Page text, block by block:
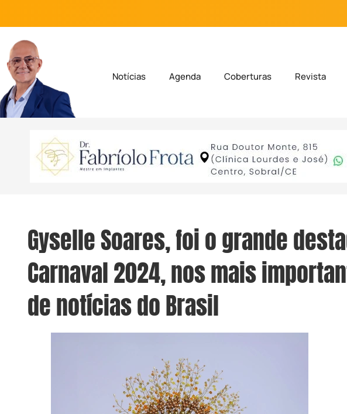
Notícias Agenda Coberturas Revista
Gyselle Soares, foi o grande
Carnaval 2024, nos mais
de notícias do Brasil